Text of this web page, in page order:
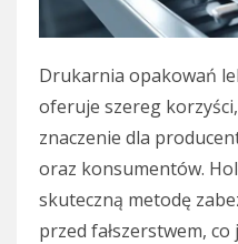
Drukarnia opakowań
oferuje szereg
znaczenie dla
oraz konsumentów.
skuteczną metodę
przed fałszerstwem,